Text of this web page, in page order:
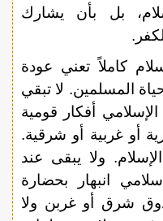
بل بأن يشارك
كاملاً تعني عودة
المسلمين. لا تبقي
أفكار قومية
أو غربية أو شرقية.
ولا يبقى عند
انبهار بحضارة
شرق أو غربن ولا